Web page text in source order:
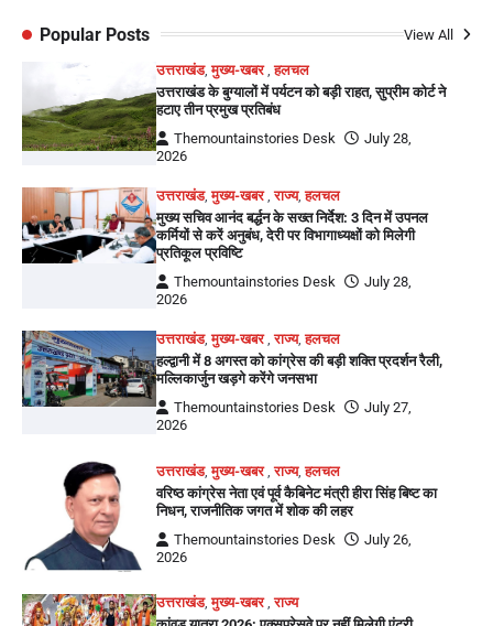
Popular Posts View All
उत्तराखंड,मुख्य-खबर ,हलचल
उत्तराखंड के बुग्यालों में पर्यटन को बड़ी राहत, सुप्रीम कोर्ट ने
हटाए तीन प्रमुख प्रतिबंध
Themountainstories Desk
July 28,
2026
उत्तराखंड,मुख्य-खबर ,राज्य,हलचल
मुख्य सचिव आनंद बर्द्धन के सख्त निर्देश: 3 दिन में उपनल
कर्मियों से करें अनुबंध, देरी पर विभागाध्यक्षों को मिलेगी
प्रतिकूल प्रविष्टि
Themountainstories Desk
July 28,
2026
उत्तराखंड,मुख्य-खबर ,राज्य,हलचल
हल्द्वानी में 8 अगस्त को कांग्रेस की बड़ी शक्ति प्रदर्शन रैली,
मल्लिकार्जुन खड़गे करेंगे जनसभा
Themountainstories Desk
July 27,
2026
उत्तराखंड,मुख्य-खबर ,राज्य,हलचल
वरिष्ठ कांग्रेस नेता एवं पूर्व कैबिनेट मंत्री हीरा सिंह बिष्ट का
निधन, राजनीतिक जगत में शोक की लहर
Themountainstories Desk
July 26,
2026
उत्तराखंड,मुख्य-खबर,राज्य